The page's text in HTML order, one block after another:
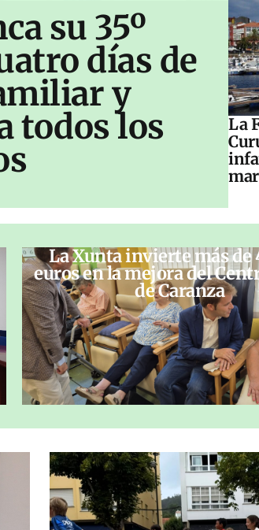
su 35º
días de
y
todos los
La
La Xunta invierte más de
euros en la mejora del
de Caranza